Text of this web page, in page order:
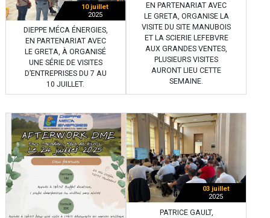
10 juillet
2025
DIEPPE MÉCA ÉNERGIES,
EN PARTENARIAT AVEC
LE GRETA, À ORGANISÉ
UNE SÉRIE DE VISITES
D’ENTREPRISES DU 7 AU
10 JUILLET.
EN PARTENARIAT AVEC
LE GRETA, ORGANISE LA
VISITE DU SITE MANUBOIS
ET LA SCIERIE LEFEBVRE
AUX GRANDES VENTES,
PLUSIEURS VISITES
AURONT LIEU CETTE
SEMAINE.
03 juillet
2025
PATRICE GAULT,